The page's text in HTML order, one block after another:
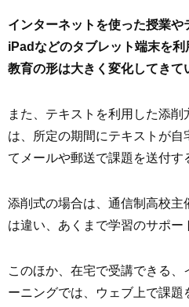
インターネットを使った授業
iPadなどのタブレット端末を
教育の形は大きく変化してきて
また、テキストを利用した添
は、所定の期間にテキストが自
てメールや郵送で課題を送付す
添削式の場合は、通信制高校主
は違い、あくまで学習のサポー
このほか、在宅で受講できる
ーニングでは、ウェブ上で課題